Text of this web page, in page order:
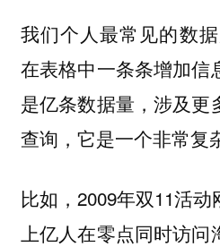
我们个人最常见的数
在表格中一条条增加信
是亿条数据量，涉及更
查询，它是一个非常复
比如，2009年双11活
上亿人在零点同时访